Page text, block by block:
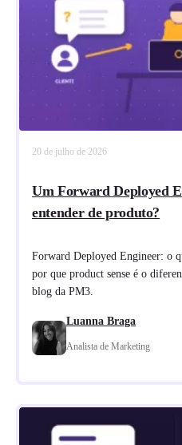
20 de julho de 2026
Um Forward Deployed
entender de produto?
Forward Deployed Engineer: o
por que product sense é o
blog da PM3.
Luanna Braga
Analista de Marketing